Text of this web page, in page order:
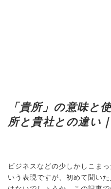
「貴所」の意味と
所と貴社との違い
ビジネスなどの少しかしこま
いう表現ですが、初めて聞い